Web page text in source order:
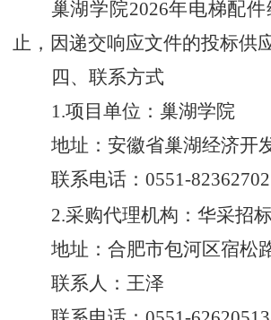
巢湖学院2026年电梯配
止，因递交响应文件的投标
四、联系方式
1.项目单位：巢湖学院
地址：安徽省巢湖经济开
联系电话： 0551-82362702
2.采购代理机构：华采招
地址：合肥市包河区宿松
联系人：王泽